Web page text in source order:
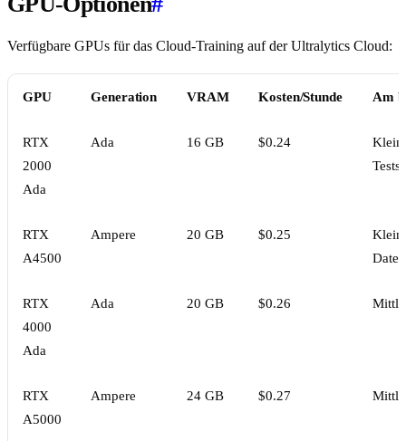
Verfügbare GPUs für das Cloud-Training auf der Ultralytics Cloud:
GPU Generation VRAM Kosten/Stunde Am
RTX
2000
Ada
Ada 16 GB $0.24
Tests
RTX
A4500
Ampere 20 GB $0.25
RTX
4000
Ada
Ada 20 GB $0.26
RTX
A5000
Ampere 24 GB $0.27